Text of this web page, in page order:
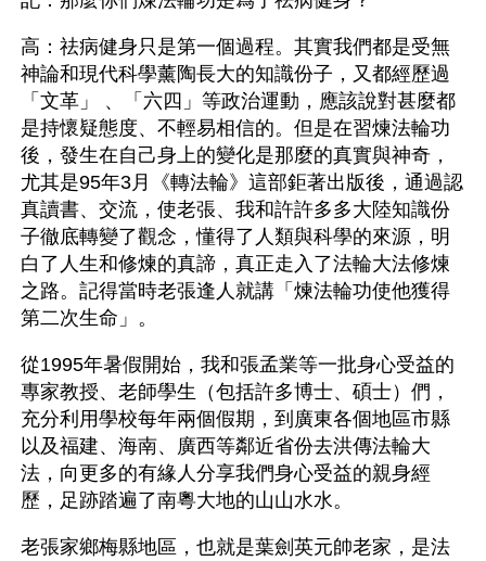
高：祛病健身只是第一個過程。其實我們都是受無
神論和現代科學薰陶長大的知識份子，又都經歷過
「文革」 、「六四」等政治運動，應該說對甚麼都
是持懷疑態度、不輕易相信的。但是在習煉法輪功
後，發生在自己身上的變化是那麼的真實與神奇，
尤其是95年3月《轉法輪》這部鉅著出版後，通過認
真讀書、交流，使老張、我和許許多多大陸知識份
子徹底轉變了觀念，懂得了人類與科學的來源，明
白了人生和修煉的真諦，真正走入了法輪大法修煉
之路。記得當時老張逢人就講「煉法輪功使他獲得
第二次生命」。
從1995年暑假開始，我和張孟業等一批身心受益的
專家教授、老師學生（包括許多博士、碩士）們，
充分利用學校每年兩個假期，到廣東各個地區市縣
以及福建、海南、廣西等鄰近省份去洪傳法輪大
法，向更多的有緣人分享我們身心受益的親身經
歷，足跡踏遍了南粵大地的山山水水。
老張家鄉梅縣地區，也就是葉劍英元帥老家，是法